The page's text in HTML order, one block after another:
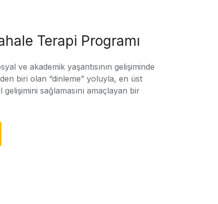
Terapi Programı
ve akademik yaşantısının gelişiminde
biri olan “dinleme” yoluyla, en üst
sağlamasını amaçlayan bir